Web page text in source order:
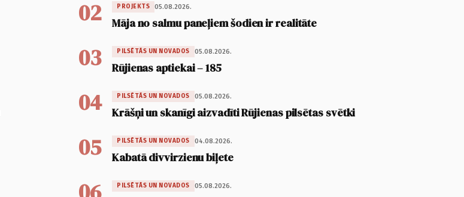
02 PROJEKTS 05.08.2026.
Māja no salmu paneļiem šodien ir realitāte
03 PILSĒTĀS UN NOVADOS 05.08.2026.
Rūjienas aptiekai – 185
04 PILSĒTĀS UN NOVADOS 05.08.2026.
Krāšņi un skanīgi aizvadīti Rūjienas pilsētas svētki
05 PILSĒTĀS UN NOVADOS 04.08.2026.
Kabatā divvirzienu biļete
PILSĒTĀS UN NOVADOS 05.08.2026.